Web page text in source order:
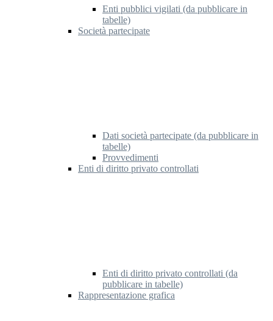
Enti pubblici vigilati (da pubblicare in
tabelle)
Società partecipate
Dati società partecipate (da pubblicare in
tabelle)
Provvedimenti
Enti di diritto privato controllati
Enti di diritto privato controllati (da
pubblicare in tabelle)
Rappresentazione grafica